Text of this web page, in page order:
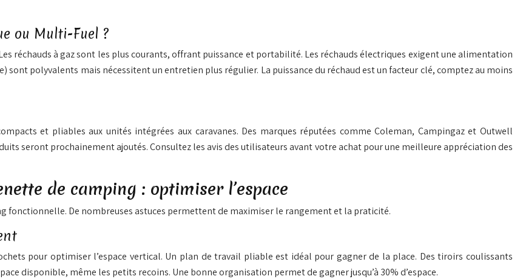
ou Multi-Fuel ?
réchauds à gaz sont les plus courants, offrant puissance et portabilité. Les réchauds électriques exigent une alimentation
sont polyvalents mais nécessitent un entretien plus régulier. La puissance du réchaud est un facteur clé, comptez au moins
et pliables aux unités intégrées aux caravanes. Des marques réputées comme Coleman, Campingaz et Outwell
seront prochainement ajoutés. Consultez les avis des utilisateurs avant votre achat pour une meilleure appréciation des
de camping : optimiser l’espace
fonctionnelle. De nombreuses astuces permettent de maximiser le rangement et la praticité.
pour optimiser l’espace vertical. Un plan de travail pliable est idéal pour gagner de la place. Des tiroirs coulissants
disponible, même les petits recoins. Une bonne organisation permet de gagner jusqu’à 30% d’espace.